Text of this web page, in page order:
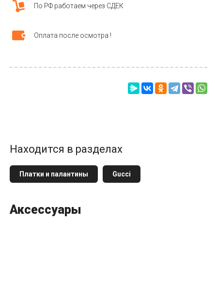
По РФ работаем через СДЕК
Оплата после осмотра !
Находится в разделах
Платки и палантины Gucci
Аксессуары